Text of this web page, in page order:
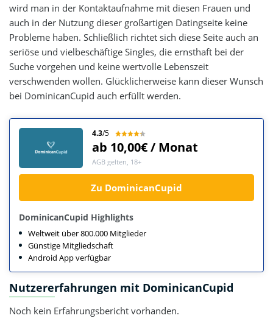
wird man in der Kontaktaufnahme mit diesen Frauen und
auch in der Nutzung dieser großartigen Datingseite keine
Probleme haben. Schließlich richtet sich diese Seite auch an
seriöse und vielbeschäftige Singles, die ernsthaft bei der
Suche vorgehen und keine wertvolle Lebenszeit
verschwenden wollen. Glücklicherweise kann dieser Wunsch
bei DominicanCupid auch erfüllt werden.
4.3/5
ab 10,00€ / Monat
AGB gelten, 18+
Zu DominicanCupid
DominicanCupid Highlights
Weltweit über 800.000 Mitglieder
Günstige Mitgliedschaft
Android App verfügbar
Nutzererfahrungen mit DominicanCupid
Noch kein Erfahrungsbericht vorhanden.